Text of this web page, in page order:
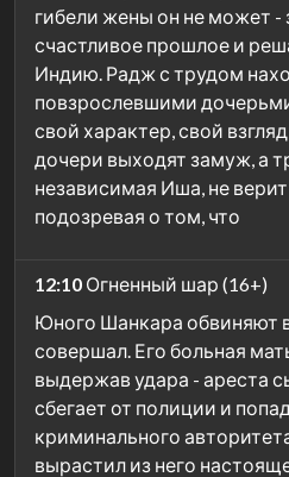
гибели жены он не может -
счастливое прошлое и
Индию. Радж с трудом
повзрослевшими
свой характер, свой
дочери выходят замуж, а
независимая Иша, не
подозревая о том, что
12:10 Огненный шар (16+)
Юного Шанкара обвиняют
совершал. Его больная
выдержав удара - ареста
сбегает от полиции и
криминального
вырастил из него